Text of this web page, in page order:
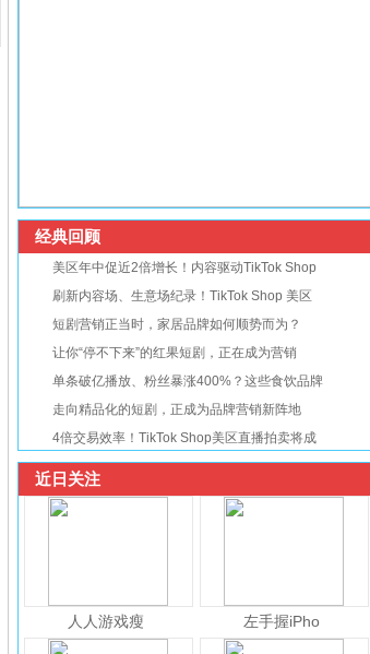
经典回顾
美区年中促近2倍增长！内容驱动TikTok Shop
刷新内容场、生意场纪录！TikTok Shop 美区
短剧营销正当时，家居品牌如何顺势而为？
让你“停不下来”的红果短剧，正在成为营销
单条破亿播放、粉丝暴涨400%？这些食饮品牌
走向精品化的短剧，正成为品牌营销新阵地
4倍交易效率！TikTok Shop美区直播拍卖将成
近日关注
人人游戏瘦 左手握iPho